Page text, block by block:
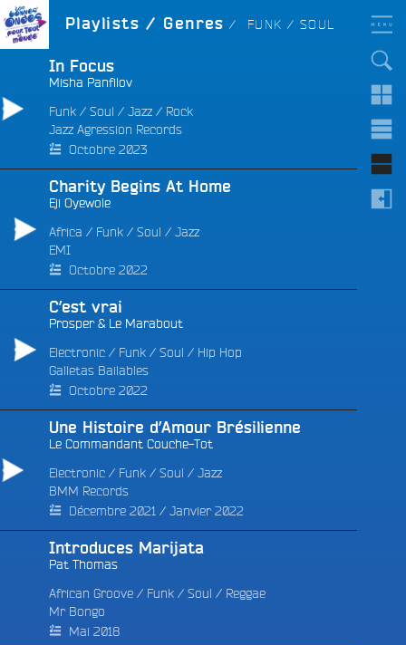
Aller
au
contenu
POUR TOUT LE MONDE !
Playlists / Genres GENRE :
FUNK / SOUL
In Focus
Misha Panfilov
Funk / Soul / Jazz / Rock
Jazz Agression Records
Octobre 2023
Charity Begins At Home
Eji Oyewole
Africa / Funk / Soul / Jazz
EMI
Octobre 2022
C’est vrai
Prosper & Le Marabout
Electronic / Funk / Soul / Hip Hop
Galletas Bailables
Octobre 2022
Une Histoire d’Amour Brésilienne
Le Commandant Couche-Tot
Electronic / Funk / Soul / Jazz
BMM Records
Décembre 2021 / Janvier 2022
Introduces Marijata
Pat Thomas
African Groove / Funk / Soul / Reggae
Mr Bongo
Mai 2018